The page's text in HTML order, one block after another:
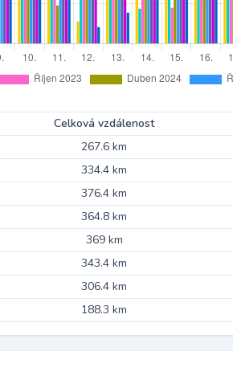
Celková vzdálenost
267.6 km
334.4 km
376.4 km
364.8 km
369 km
343.4 km
306.4 km
188.3 km